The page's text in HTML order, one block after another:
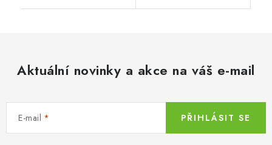
Aktuální novinky a akce na váš e-mail
E-mail PŘIHLÁSIT SE